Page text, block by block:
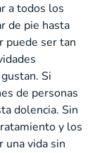
a todos los
de pie hasta
puede ser tan
Si
de personas
dolencia. Sin
y los
una vida sin